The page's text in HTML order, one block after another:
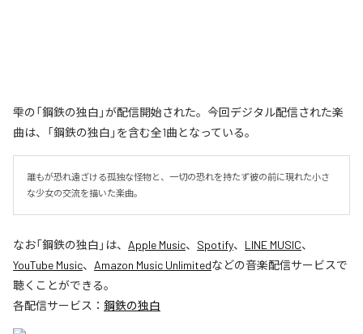
雫の「鋼鉄の独白」が配信開始された。今回デジタル配信された楽
曲は、「鋼鉄の独白」を含む全1曲となっている。
誰もが恐れ遠ざける孤独な怪物と、一切の恐れを持たず彼の前に現れた小さ
な少女の交流を描いた楽曲。
なお「鋼鉄の独白 」は、 Apple Music、 Spotify、 LINE MUSIC、
YouTube Music、 Amazon Music Unlimitedなどの音楽配信サービスで
聴くことができる。
各配信サービス： 鋼鉄の独白